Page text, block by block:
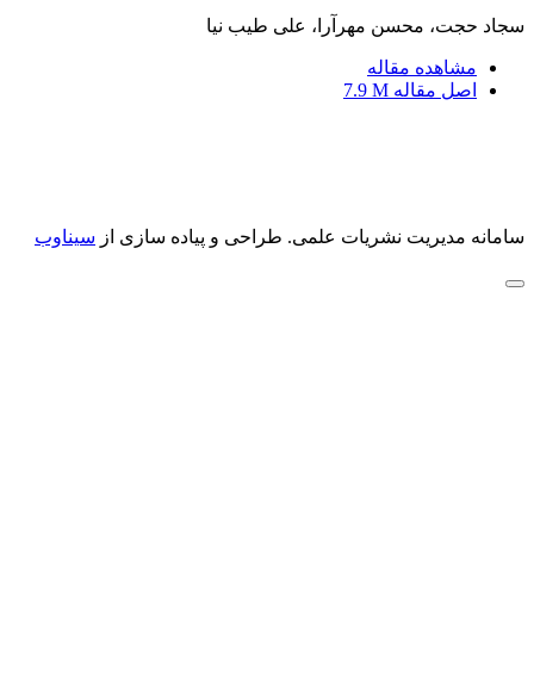
سجاد حجت، محسن مهرآرا، علی طیب نیا
مشاهده مقاله
اصل مقاله 7.9 M
سامانه مدیریت نشریات علمی. طراحی و پیاده سازی از سیناوب